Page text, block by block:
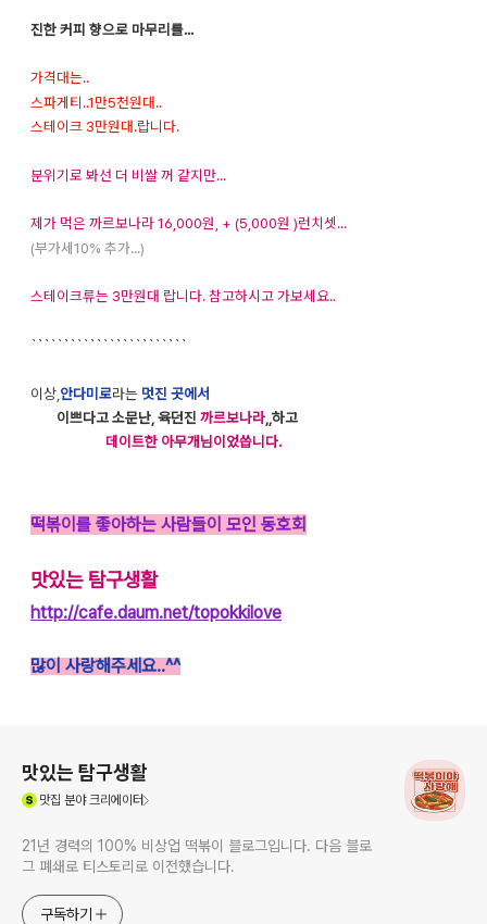
진한 커피 향으로 마무리를...
가격대는..
스파게티..1만5천원대..
스테이크 3만원대.랍니다.
분위기로 봐선 더 비쌀 꺼 같지만...
제가 먹은 까르보나라 16,000원, + (5,000원 )런치셋...
(부가세10% 추가...)
스테이크류는 3만원대 랍니다. 참고하시고 가보세요..
````````````````````````
이상, 안다미로라는 멋진 곳에서
이쁘다고 소문난, 육던진 까르보나라 ,,하고
데이트한 아무개님이었씁니다.
떡볶이를 좋아하는 사람들이 모인 동호회
맛있는 탐구생활
http://cafe.daum.net/topokkilove
많이 사랑해주세요..^^
맛있는 탐구생활
맛집 분야 크리에이터
21년 경력의 100% 비상업 떡볶이 블로그입니다. 다음 블로
그 폐쇄로 티스토리로 이전했습니다.
구독하기